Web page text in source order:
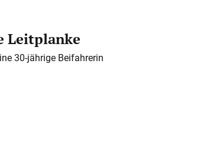
Leitplanke
30-jährige Beifahrerin